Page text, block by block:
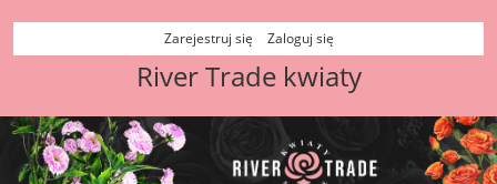
Zarejestruj się Zaloguj się
River Trade kwiaty